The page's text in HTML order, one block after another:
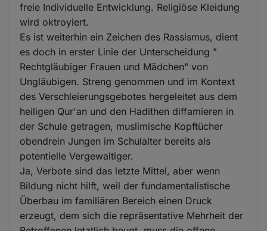
freie Individuelle Entwicklung. Religiöse Kleidung
wird oktroyiert.
Es ist weiterhin ein Zeichen des Rassismus, dient
es doch in erster Linie der Unterscheidung "
Rechtgläubiger Frauen und Mädchen" von
Ungläubigen. Streng genommen und im Kontext
des Verschleierungsgebotes hergeleitet aus dem
heiligen Qur'an und den Hadithen diffamieren in
der Schule getragen, muslimische Kopftücher
obendrein Jungen im Schulalter bereits als
potentielle Vergewaltiger.
Ja, Verbote sind das letzte Mittel, aber wenn
Bildung nicht hilft, weil der fundamentalistische
Überbau im familiären Bereich einen Druck
erzeugt, dem sich die repräsentative Mehrheit der